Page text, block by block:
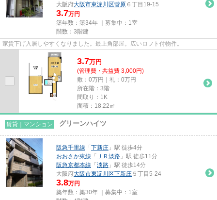
大阪府大阪市東淀川区菅原 ６丁目19-15
3.7万円
築年数：築34年 ｜募集中： 1室
階数：3階建
家賃下げ入居しやすくなりました。最上角部屋。広いロフト付物件。
3.7万円
(管理費・共益費 3,000円)
敷：0万円｜礼：0万円
所在階：3階
間取り：1K
面積：18.22㎡
賃貸｜マンション グリーンハイツ
阪急千里線 「 下新庄 」駅 徒歩4分
おおさか東線 「 ＪＲ淡路 」駅 徒歩11分
阪急京都本線 「 淡路 」駅 徒歩14分
大阪府大阪市東淀川区下新庄 ５丁目5-24
3.8万円
築年数：築30年 ｜募集中： 1室